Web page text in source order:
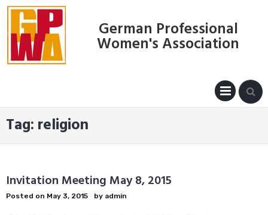
Skip
content
German Professional
Women's Association
Tag: religion
Invitation Meeting May 8, 2015
Posted on May 3, 2015 by admin